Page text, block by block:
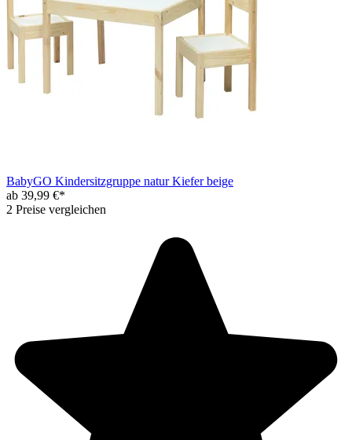
BabyGO Kindersitzgruppe natur Kiefer beige
ab 39,99 €*
2 Preise vergleichen